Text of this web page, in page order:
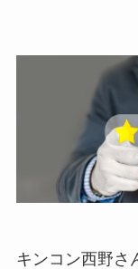
キンコン西野さ